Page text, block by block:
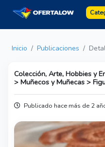
Inicio Publicaciones
Colección, Arte, Hobbies y
> Muñecos y Muñecas >
Publicado hace más de 2